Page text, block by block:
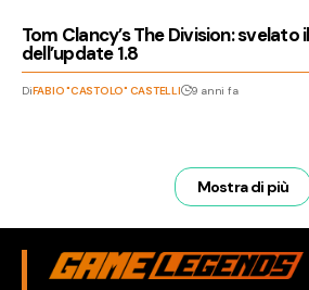
Tom Clancy’s The Division:
dell’update 1.8
DiFABIO "CASTOLO" CASTELLI 9 anni fa
Mostra di più